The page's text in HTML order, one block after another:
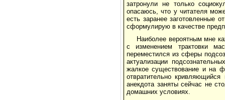
затронули не только
опасаюсь, что у читателя
есть заранее заготовленные
сформулирую в качестве
Наиболее вероятным мне
с изменением трактовки
переместился из сферы
актуализации
жалкое существование и на
отвратительно
анекдота заняты сейчас не
домашних условиях.